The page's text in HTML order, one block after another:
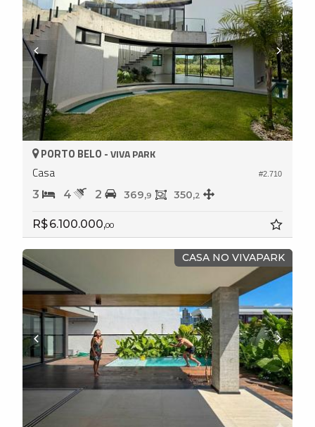
#2.710
PORTO BELO -VIVA PARK
Casa
3 4 2 369,9 350,2
R$ 6.100.000,00
CASA NO VIVAPARK